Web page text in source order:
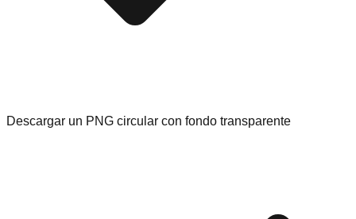
Descargar un PNG circular con fondo transparente